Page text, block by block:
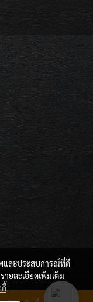
และประสบการณ์ที่ดี
ายละเอียดเพิ่มเติม
กี้